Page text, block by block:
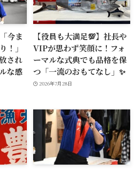
今ま
！」
され
な感
【役員も大満足💯】社長や
VIPが思わず笑顔に！フォ
ーマルな式典でも品格を保
つ「一流のおもてなし」✨
2026年7月28日